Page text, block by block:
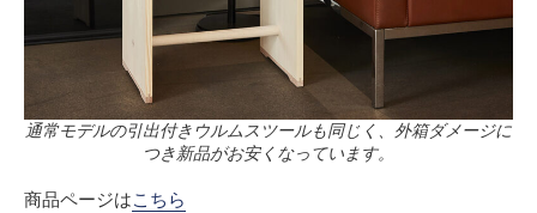
通常モデルの引出付きウルムスツールも同じく、外箱ダメージに
つき新品がお安くなっています。
商品ページはこちら